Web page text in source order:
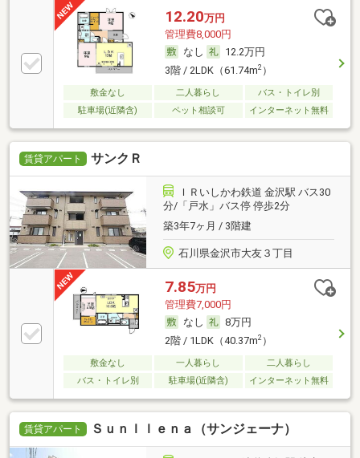
12.20万円
管理費8,000円
なし
12.2万円
3階 / 2LDK（61.74m2）
敷金なし 二人暮らし
バス・トイレ別
駐車場(近隣含)
ペット相談可 インターネット無料
賃貸アパート サンクＲ
ＩＲいしかわ鉄道 金沢駅 バス30
分/「戸水」バス停 停歩2分
築3年7ヶ月 / 3階建
石川県金沢市大友３丁目
7.85万円
管理費7,000円
なし
8万円
2階 / 1LDK（40.37m2）
敷金なし 一人暮らし
二人暮らし
バス・トイレ別
駐車場(近隣含) インターネット無料
賃貸アパート Ｓｕｎｌｌｅｎａ（サンジェーナ）